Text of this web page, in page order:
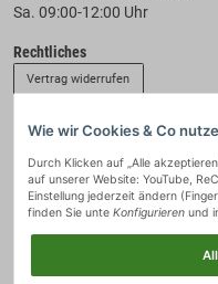
Sa. 09:00-12:00 Uhr
Rechtliches
Vertrag widerrufen
Zahlung & Versand
Wie wir Cookies & Co
Durch Klicken auf „Alle
auf unserer Website: YouTube,
Einstellung jederzeit ändern
finden Sie unte Konfigurieren und